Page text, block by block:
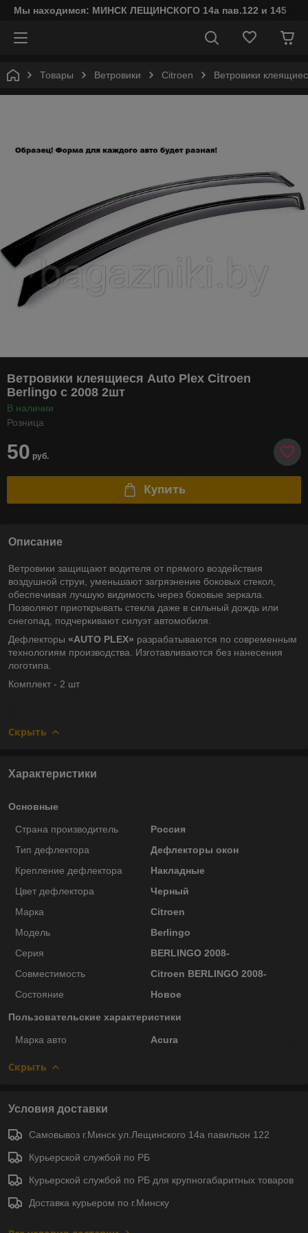
Мы находимся: МИНСК ЛЕЩИНСКОГО 14а пав.122 и 145
Товары Ветровики Citroen Ветровики
Ветровики клеящиеся Auto Plex Citroen
Berlingo с 2008 2шт
В наличии
Розница
50 руб.
Купить
Описание
Ветровики защищают водителя от прямого воздействия
воздушной струи, уменьшают загрязнение боковых стекол,
обеспечивая лучшую видимость через боковые зеркала.
Позволяют приоткрывать стекла даже в сильный дождь или
снегопад, подчеркивают силуэт автомобиля.
Дефлекторы «AUTO PLEX» разрабатываются по современным
технологиям производства.
Изготавливаются без нанесения
логотипа.
Комплект - 2 шт
Скрыть
Характеристики
Основные
Страна производитель
Россия
Тип дефлектора
Дефлекторы окон
Крепление дефлектора
Накладные
Цвет дефлектора
Черный
Марка
Citroen
Модель
Berlingo
Серия
BERLINGO 2008-
Совместимость
Citroen BERLINGO 2008-
Состояние
Новое
Пользовательские характеристики
Марка авто Acura
Скрыть
Условия доставки
Самовывоз г.Минск ул.Лещинского 14а павильон 122
Курьерской службой по РБ
Курьерской службой по РБ для крупногабаритных товаров
Доставка курьером по г.Минску